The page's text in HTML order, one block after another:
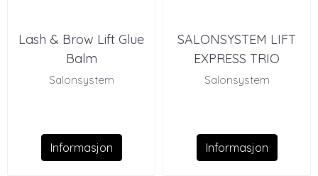
Lash & Brow Lift Glue
Balm
Salonsystem
Informasjon
SALONSYSTEM LIFT
EXPRESS TRIO
Salonsystem
Informasjon